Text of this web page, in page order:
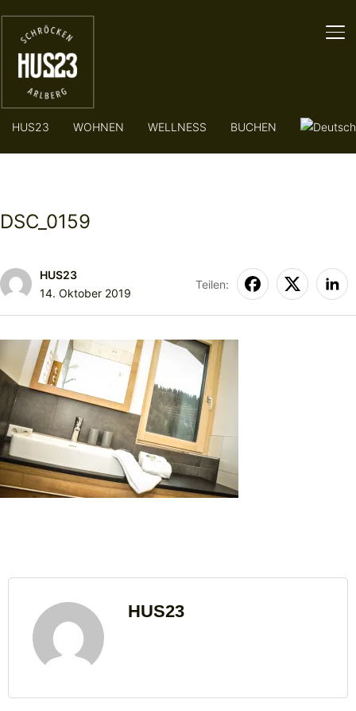
HUS23 WOHNEN WELLNESS BUCHEN
DSC_0159
HUS23
14. Oktober 2019
Teilen:
HUS23